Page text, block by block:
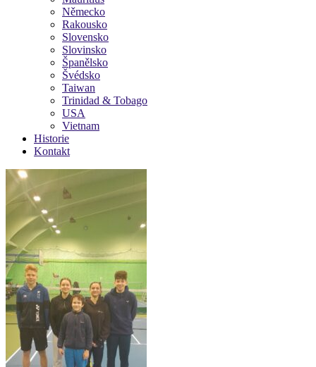
Německo
Rakousko
Slovensko
Slovinsko
Španělsko
Švédsko
Taiwan
Trinidad & Tobago
USA
Vietnam
Historie
Kontakt